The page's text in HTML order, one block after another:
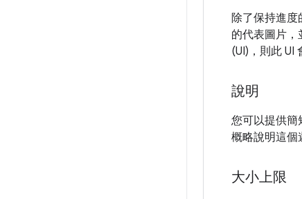
除了保持進
的代表圖片，
(UI)，則此 UI
說明
您可以提供簡
概略說明這個
大小上限